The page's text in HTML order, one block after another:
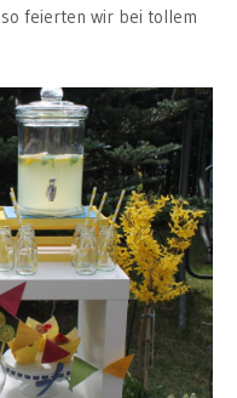
feierten wir bei tollem